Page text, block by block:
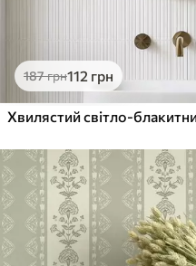
187грн112 грн